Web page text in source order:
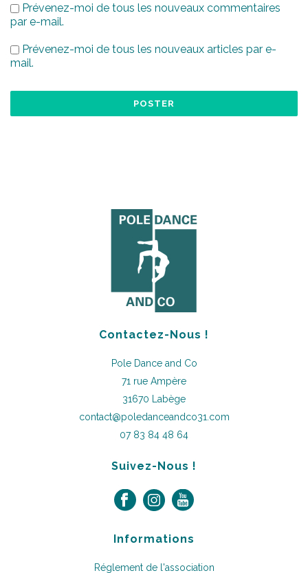
Prévenez-moi de tous les nouveaux commentaires
par e-mail.
Prévenez-moi de tous les nouveaux articles par e-
mail.
Contactez-Nous !
Pole Dance and Co
71 rue Ampère
31670 Labège
contact@poledanceandco31.com
07 83 84 48 64
Suivez-Nous !
Informations
Réglement de l'association